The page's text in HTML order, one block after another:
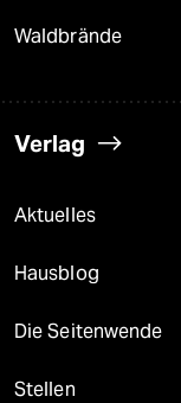
Waldbrände
Verlag
Aktuelles
Hausblog
Die Seitenwende
Stellen